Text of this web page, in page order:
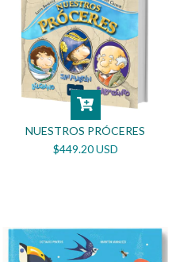
NUESTROS PRÓCERES
$449.20 USD